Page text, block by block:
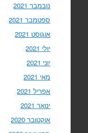
נובמבר 2021
ספטמבר 2021
אוגוסט 2021
יולי 2021
יוני 2021
מאי 2021
אפריל 2021
ינואר 2021
אוקטובר 2020